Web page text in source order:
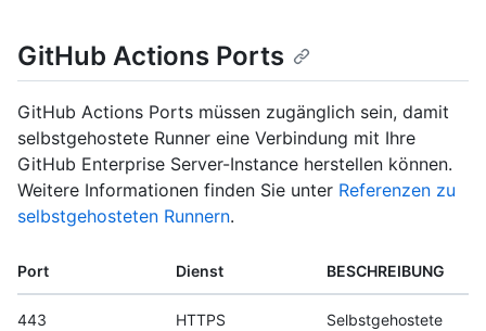
GitHub Actions Ports
GitHub Actions Ports müssen zugänglich sein, damit
selbstgehostete Runner eine Verbindung mit Ihre
GitHub Enterprise Server-Instance herstellen können.
Weitere Informationen finden Sie unter Referenzen zu
selbstgehosteten Runnern.
Port Dienst BESCHREIBUNG
443 HTTPS
Selbstgehostete